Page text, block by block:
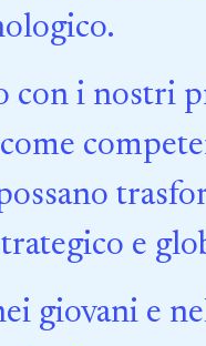
con i nostri
e
giovani e